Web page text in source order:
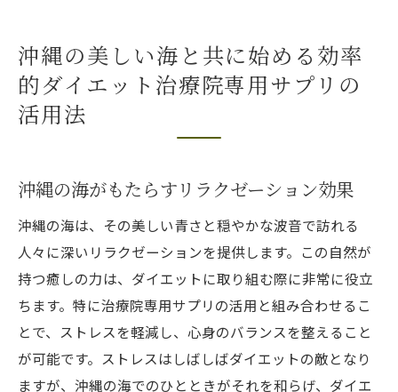
サプリ利用者の体験談を活かした成功法
治療院専用サプリと沖縄のライフスタイルで効
率的にダイエットを成功させる方法
ト計画
健康的な生活リズムの作り方
サプリと沖縄の伝統的運動の融合
日常生活に取り入れる簡単なサプリ利用法
沖縄県の特有環境を活かした治療院専用サプリ
沖縄の美しい海と共に始める効率
的ダイエット治療院専用サプリの
活用法
沖縄の海がもたらすリラクゼーション効果
沖縄の海は、その美しい青さと穏やかな波音で訪れる
人々に深いリラクゼーションを提供します。この自然が
持つ癒しの力は、ダイエットに取り組む際に非常に役立
ちます。特に治療院専用サプリの活用と組み合わせるこ
とで、ストレスを軽減し、心身のバランスを整えること
が可能です。ストレスはしばしばダイエットの敵となり
ますが、沖縄の海でのひとときがそれを和らげ、ダイエ